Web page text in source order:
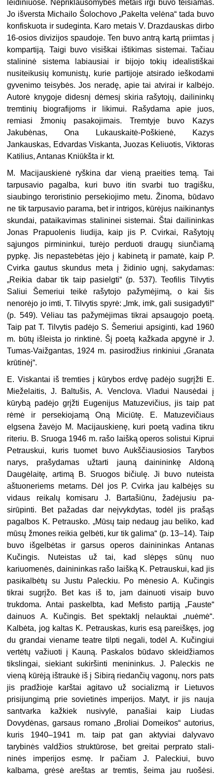
leidiniuose. Nepriklausomybės metais irgi buvo teisiamas.
Jo išversta Michailo Šolochovo „Pakelta velėna“ tada buvo
konfiskuota ir sudeginta. Ka­ro metais V. Drazdauskas dirbo
16-osios divizijos spaudoje. Ten buvo antrą kartą priimtas į
kompartiją. Taigi bu­vo visiškai ištikimas sistemai. Tačiau
stalininė sistema labiausiai ir bijojo tokių idealistiškai
nusiteikusių komu­nistų, kurie partijoje atsirado ieškoda­mi
gyvenimo teisybės. Jos neradę, apie tai atvirai ir kalbėjo.
Autorė knygoje didesnį dėmesį skiria rašytojų, daili­ninkų
tremtinių biografijoms ir liki­mui. Rašydama apie juos,
remiasi žmonių pasakojimais. Tremtyje buvo Kazys
Jakubėnas, Ona Lukauskaitė-Poškienė, Kazys
Jankauskas, Edvar­das Viskanta, Juozas Keliuotis, Vik­toras
Katilius, Antanas Kniūkšta ir kt.
M. Macijauskienė ryškina dar vie­ną praeities temą. Tai
tarpusavio pa­galba, kuri buvo itin svarbi tuo tragiš­ku,
siaubingo teroristinio persekiojimo metu. Žinoma, būdavo
ne tik tarpu­savio parama, bet ir intrigos, kūrėjus naikinantys
skundai, pataikavimas stalininei sistemai. Štai dailininkas
Jonas Prapuolenis liudija, kaip jis P. Cvirkai, Rašytojų
sąjungos pirmi­ninkui, turėjo perduoti draugų siun­čiamą
pypkę. Jis nepastebėtas įėjo į kabinetą ir pamatė, kaip P.
Cvirka gautus skundus meta į židinio ugnį, sakydamas:
„Reikia dabar tik taip pa­sielgti“ (p. 537). Teofilis Tilvytis
Saliui Šemeriui teikė rašytojo pažymėjimą, o kai šis
nenorėjo jo imti, T. Tilvytis spy­rė: „Imk, imk, gali susigadyti!“
(p. 549). Vėliau tas pažymėjimas tikrai apsau­gojo poetą.
Taip pat T. Tilvytis padėjo S. Šemeriui apsiginti, kad 1960
m. bū­tų išleista jo rinktinė. Šį poetą kaž­kada apgynė ir J.
Tumas-Vaižgantas, 1924 m. pasirodžius rinkiniui „Gra­nata
krūtinėj“.
E. Viskantai iš tremties į kūrybos erdvę padėjo sugrįžti E.
Mieželaitis, J. Baltušis, A. Venclova. Vladui Nau­sėdai į
kūrybą padėjo grįžti Eugenijus Matuzevičius, jis taip pat
rėmė ir persekiojamą Oną Miciūtę. E. Matuzevičiaus
elgsena žavėjo M. Macijauskienę, kuri poetą vadina tikru
riteriu. B. Sruoga 1946 m. rašo laišką operos solistui Kiprui
Petrauskui, kuris tuo­met buvo Aukščiausiosios Tarybos
narys, prašydamas užtarti jauną dai­nininkę Aldoną
Daugėlaitę, artimą B. Sruogos bičiulę. Ji buvo nuteista
aštuoneriems metams. Dėl jos P. Cvir­ka jau kalbėjęs su
vidaus reikalų komisaru J. Bartašiūnu, žadėjusiu pa­
sirūpinti. Bet pažadas dar neįvykdy­tas, todėl jis prašąs
pagalbos K. Pet­rausko. „Mūsų taip nedaug jau beliko, kad
mūsų žmones reikia gelbėti, kur tik galima“ (p. 13–14). Taip
buvo išgel­bėtas ir garsus operos dainininkas An­tanas
Kučingis. Nuteistas už tai, kad slėpęs sūnų nuo
kariuomenės, daini­ninkas rašo laišką K. Petrauskui, kad jis
pasikalbėtų su Justu Paleckiu. Po mėnesio A. Kučingis
tikrai sugrįžo. Bet kas iš to, jam dainuoti visaip buvo
trukdoma. Antai paskelbta, kad Mefisto partiją „Fauste“
dainuos A. Kučin­gis. Bet spektaklį nelauktai „nuėmė“.
Kalbėta, jog kaltas K. Petrauskas, ku­ris esą pareiškęs, jog
du grandai vie­name teatre tilpti negali, todėl A. Kučingiui
vertėtų važiuoti į Kauną. Pa­skalos būdavo skleidžiamos
tikslingai, siekiant sukiršinti menininkus. J. Pa­leckis ne
vieną kūrėją ištraukė iš į Sibirą riedančių vagonų, nors pats
jis pradžioje karštai agitavo už socia­lizmą ir Lietuvos
prisijungimą prie sovietinės imperijos. Matyt, ir jis nau­ja
santvarka kažkiek nusivylė, pana­šiai kaip Liudas
Dovydėnas, garsaus romano „Broliai Domeikos“ autorius,
kuris 1940–1941 m. taip pat gan aktyviai dalyvavo
tarybinės valdžios struktūrose, bet greitai perprato stali­
ninės imperijos esmę. Ir pačiam J. Pa­leckiui, buvo
kalbama, grėsė areštas ar tremtis, šeima jau ruošėsi.